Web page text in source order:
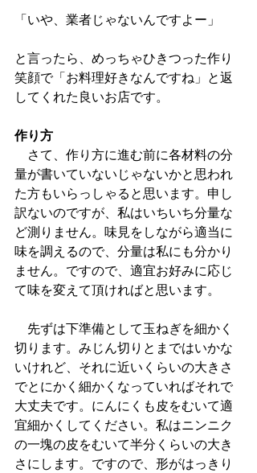
「いや、業者じゃないんですよー」
と言ったら、めっちゃひきつった作り
笑顔で「お料理好きなんですね」と返
してくれた良いお店です。
作り方
さて、作り方に進む前に各材料の分
量が書いていないじゃないかと思われ
た方もいらっしゃると思います。申し
訳ないのですが、私はいちいち分量な
ど測りません。味見をしながら適当に
味を調えるので、分量は私にも分かり
ません。ですので、適宜お好みに応じ
て味を変えて頂ければと思います。
先ずは下準備として玉ねぎを細かく
切ります。みじん切りとまではいかな
いけれど、それに近いくらいの大きさ
でとにかく細かくなっていればそれで
大丈夫です。にんにくも皮をむいて適
宜細かくしてください。私はニンニク
の一塊の皮をむいて半分くらいの大き
さにします。ですので、形がはっきり